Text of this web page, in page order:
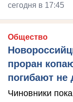
сегодня в 17:45
Общество
проран
погибают
Чиновники